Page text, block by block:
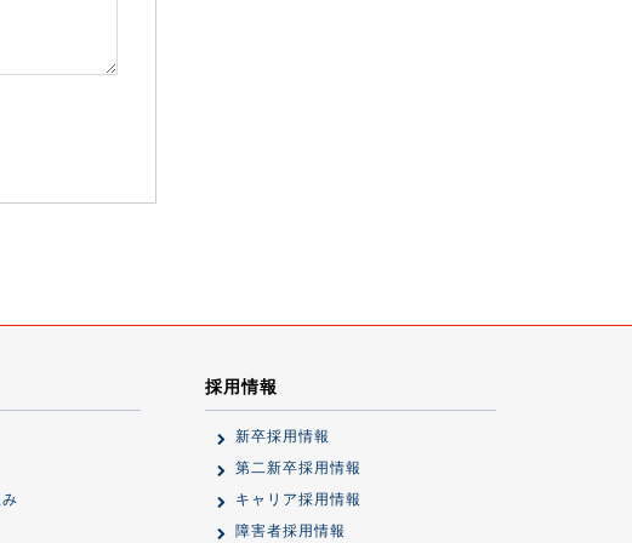
採用情報
新卒採用情報
第二新卒採用情報
キャリア採用情報
障害者採用情報